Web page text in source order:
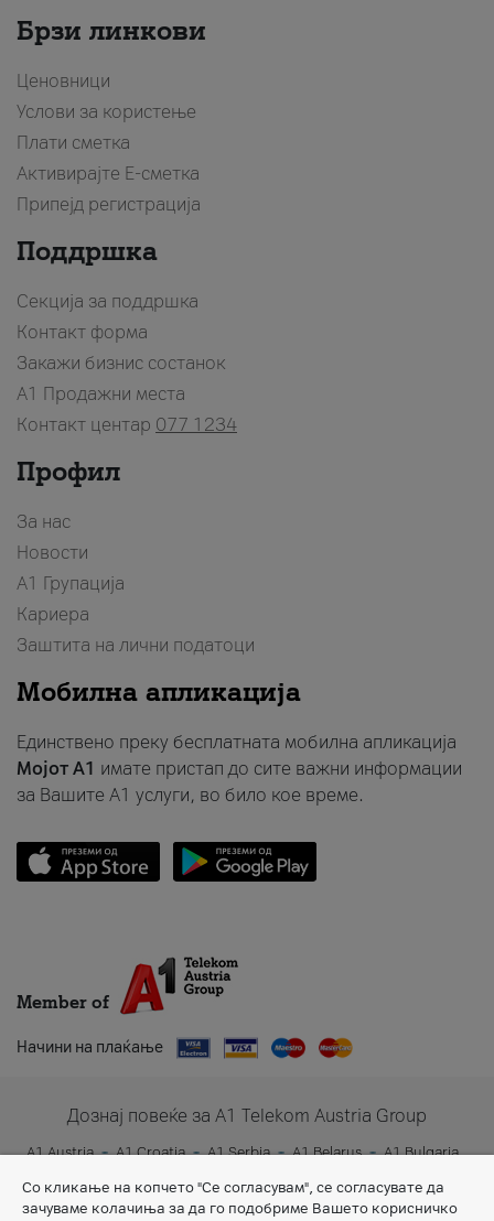
Брзи линкови
Ценовници
Услови за користење
Плати сметка
Активирајте Е-сметка
Припејд регистрација
Поддршка
Секција за поддршка
Контакт форма
Закажи бизнис состанок
A1 Продажни места
Контакт центар 077 1234
Профил
За нас
Новости
А1 Групација
Кариера
Заштита на лични податоци
Мобилна апликација
Единствено преку бесплатната мобилна апликација
Мојот A1 имате пристап до сите важни информации
за Вашите A1 услуги, во било кое време.
Member of
Начини на плаќање
Дознај повеќе за A1 Telekom Austria Group
A1 Austria A1 Croatia A1 Serbia A1 Belarus
A1 Bulgaria
A1 Slovenia
A1 Digital
Со кликање на копчето "Се согласувам", се согласувате да
зачуваме колачиња за да го подобриме Вашето корисничко